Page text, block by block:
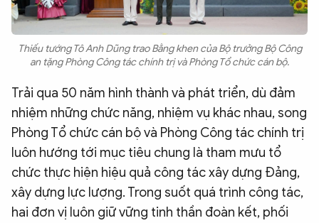
Thiếu tướng Tô Anh Dũng trao Bằng khen của Bộ trưởng Bộ Công
an tặng Phòng Công tác chính trị và Phòng Tổ chức cán bộ.
Trải qua 50 năm hình thành và phát triển, dù đảm
nhiệm những chức năng, nhiệm vụ khác nhau, song
Phòng Tổ chức cán bộ và Phòng Công tác chính trị
luôn hướng tới mục tiêu chung là tham mưu tổ
chức thực hiện hiệu quả công tác xây dựng Đảng,
xây dựng lực lượng. Trong suốt quá trình công tác,
hai đơn vị luôn giữ vững tinh thần đoàn kết, phối